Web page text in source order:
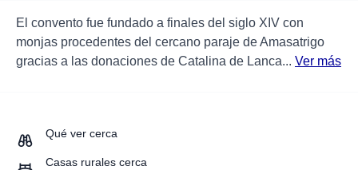
El convento fue fundado a finales del siglo XIV con
monjas procedentes del cercano paraje de Amasatrigo
gracias a las donaciones de Catalina de Lanca... Ver más
Qué ver cerca
Casas rurales cerca